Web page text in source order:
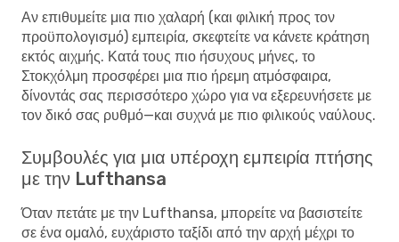
Αν επιθυμείτε μια πιο χαλαρή (και φιλική προς τον
προϋπολογισμό) εμπειρία, σκεφτείτε να κάνετε κράτηση
εκτός αιχμής. Κατά τους πιο ήσυχους μήνες, το
Στοκχόλμη προσφέρει μια πιο ήρεμη ατμόσφαιρα,
δίνοντάς σας περισσότερο χώρο για να εξερευνήσετε με
τον δικό σας ρυθμό—και συχνά με πιο φιλικούς ναύλους.
Συμβουλές για μια υπέροχη εμπειρία πτήσης
με την Lufthansa
Όταν πετάτε με την Lufthansa, μπορείτε να βασιστείτε
σε ένα ομαλό, ευχάριστο ταξίδι από την αρχή μέχρι το